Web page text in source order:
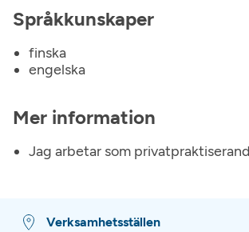
Språkkunskaper
finska
engelska
Mer information
Jag arbetar som
Verksamhetsställen